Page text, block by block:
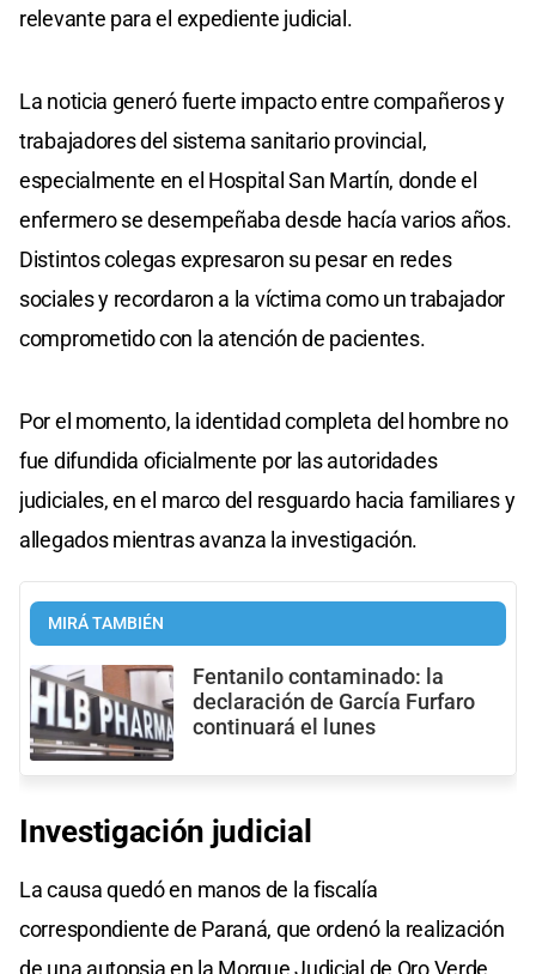
relevante para el expediente judicial.
La noticia generó fuerte impacto entre compañeros y
trabajadores del sistema sanitario provincial,
especialmente en el Hospital San Martín, donde el
enfermero se desempeñaba desde hacía varios años.
Distintos colegas expresaron su pesar en redes
sociales y recordaron a la víctima como un trabajador
comprometido con la atención de pacientes.
Por el momento, la identidad completa del hombre no
fue difundida oficialmente por las autoridades
judiciales, en el marco del resguardo hacia familiares y
allegados mientras avanza la investigación.
MIRÁ TAMBIÉN
Fentanilo contaminado: la
declaración de García Furfaro
continuará el lunes
Investigación judicial
La causa quedó en manos de la fiscalía
correspondiente de Paraná, que ordenó la realización